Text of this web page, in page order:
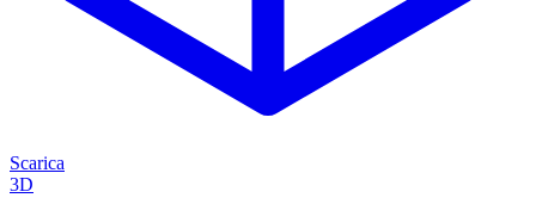
Scarica
3D